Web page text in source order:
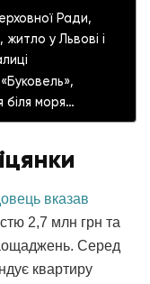
Ради,
у Львові і
біля моря…
вказав
2,7 млн грн та
Серед
квартиру